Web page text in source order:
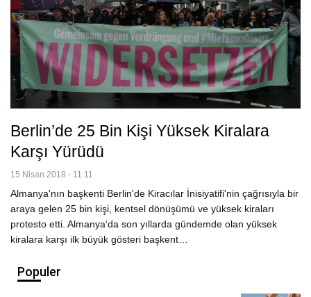
Berlin’de 25 Bin Kişi Yüksek Kiralara
Karşı Yürüdü
15 Nisan 2018 - 11:11
Almanya'nın başkenti Berlin'de Kiracılar İnisiyatifi'nin çağrısıyla bir
araya gelen 25 bin kişi, kentsel dönüşümü ve yüksek kiraları
protesto etti. Almanya‘da son yıllarda gündemde olan yüksek
kiralara karşı ilk büyük gösteri başkent…
Populer